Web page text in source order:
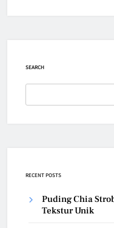
SEARCH
RECENT POSTS
Puding Chia
Tekstur Unik